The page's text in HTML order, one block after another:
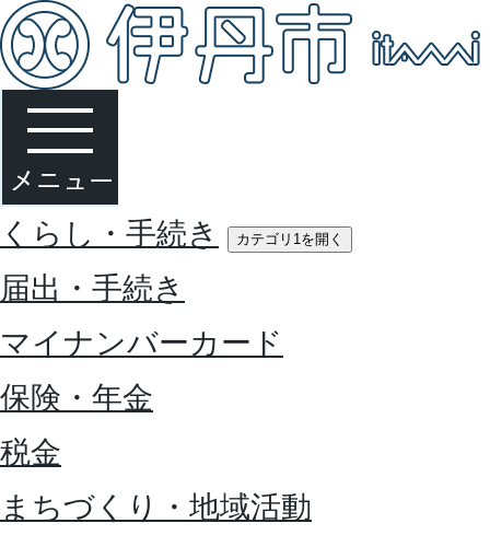
くらし・手続き カテゴリ1を開く
届出・手続き
マイナンバーカード
保険・年金
税金
まちづくり・地域活動